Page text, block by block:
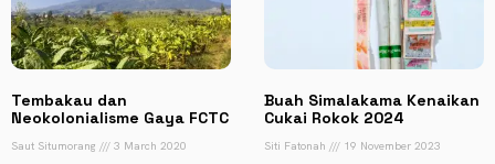
Tembakau dan
Neokolonialisme Gaya FCTC
Saut Situmorang 3 March 2020
Buah Simalakama Kenaikan
Cukai Rokok 2024
Siti Fatonah 19 November 2023